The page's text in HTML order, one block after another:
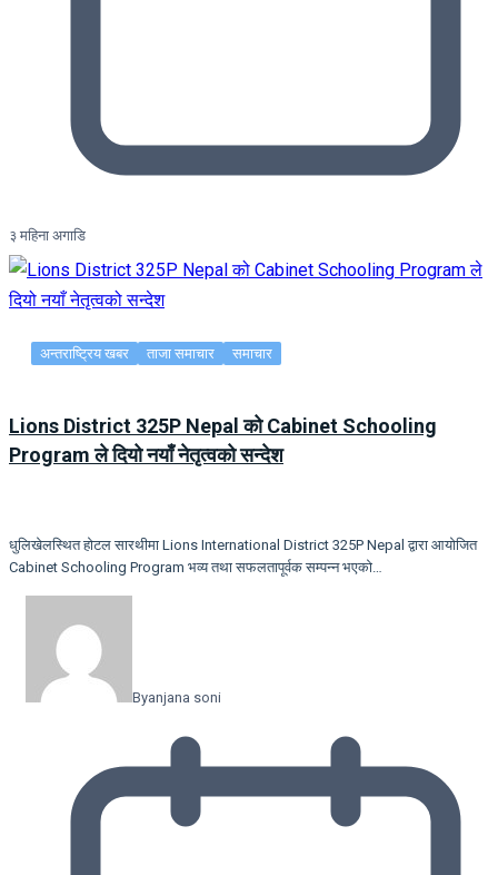
३ महिना अगाडि
अन्तराष्ट्रिय खबर ताजा समाचार समाचार
Lions District 325P Nepal को Cabinet Schooling
Program ले दियो नयाँ नेतृत्वको सन्देश
धुलिखेलस्थित होटल सारथीमा Lions International District 325P Nepal द्वारा आयोजित
Cabinet Schooling Program भव्य तथा सफलतापूर्वक सम्पन्न भएको…
Byanjana soni